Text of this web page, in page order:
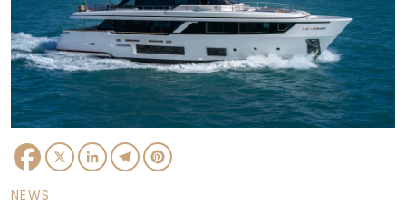
Facebook
X LinkedInTelegram
NEWS